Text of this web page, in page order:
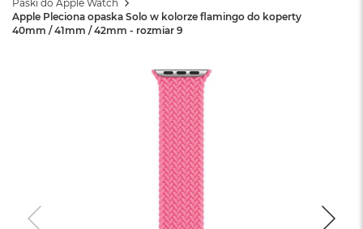
Paski do Apple Watch
Apple Pleciona opaska Solo w kolorze flamingo do koperty
40mm / 41mm / 42mm - rozmiar 9